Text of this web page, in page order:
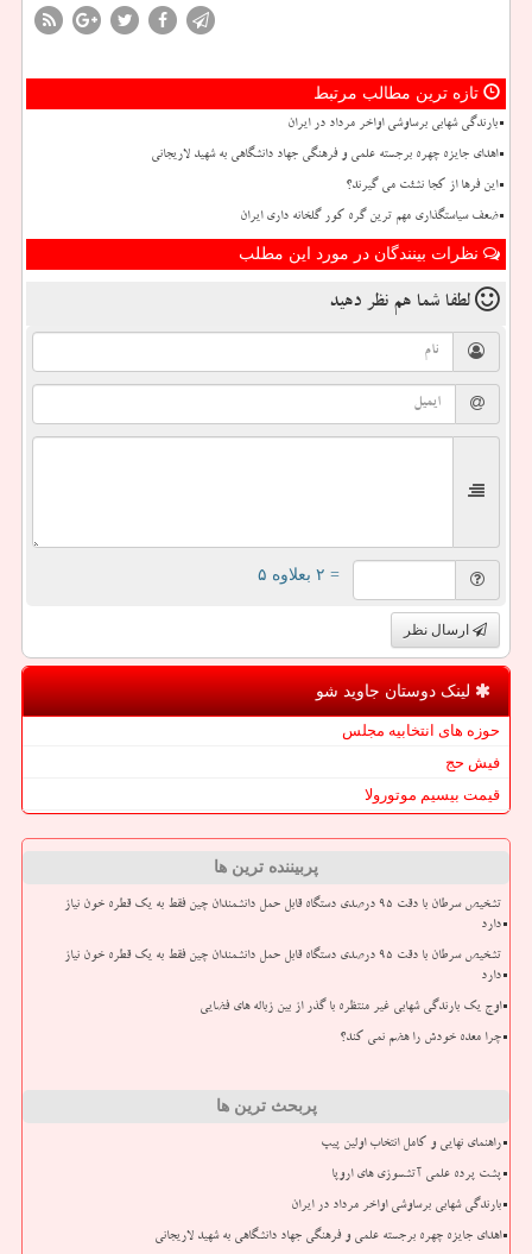
تازه ترین مطالب مرتبط
بارندگی شهابی برساوشی اواخر مرداد در ایران
اهدای جایزه چهره برجسته علمی و فرهنگی جهاد دانشگاهی به شهید لاریجانی
این فرها از کجا نشئت می گیرند؟
ضعف سیاستگذاری مهم ترین گره کور گلخانه داری ایران
نظرات بینندگان در مورد این مطلب
لطفا شما هم نظر دهید
= ۲ بعلاوه ۵
ارسال نظر
لینک دوستان جاوید شو
حوزه های انتخابیه مجلس
فیش حج
قیمت بیسیم موتورولا
پربیننده ترین ها
تشخیص سرطان با دقت ۹۵ درصدی دستگاه قابل حمل دانشمندان چین فقط به یک قطره خون نیاز
دارد
تشخیص سرطان با دقت ۹۵ درصدی دستگاه قابل حمل دانشمندان چین فقط به یک قطره خون نیاز
دارد
اوج یک بارندگی شهابی غیر منتظره با گذر از بین زباله های فضایی
چرا معده خودش را هضم نمی کند؟
پربحث ترین ها
راهنمای نهایی و کامل انتخاب اولین پیپ
پشت پرده علمی آتشسوزی های اروپا
بارندگی شهابی برساوشی اواخر مرداد در ایران
اهدای جایزه چهره برجسته علمی و فرهنگی جهاد دانشگاهی به شهید لاریجانی